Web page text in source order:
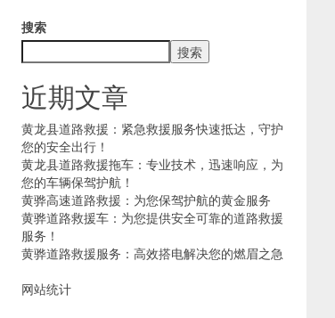
搜索
搜索
近期文章
黄龙县道路救援：紧急救援服务快速抵达，守护
您的安全出行！
黄龙县道路救援拖车：专业技术，迅速响应，为
您的车辆保驾护航！
黄骅高速道路救援：为您保驾护航的黄金服务
黄骅道路救援车：为您提供安全可靠的道路救援
服务！
黄骅道路救援服务：高效搭电解决您的燃眉之急
网站统计